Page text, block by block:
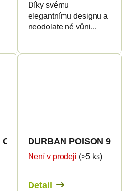
Díky svému
elegantnímu designu a
neodolatelné vůni...
Není v prodeji (>5 ks)
Detail